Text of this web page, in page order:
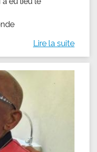
Lire la suite